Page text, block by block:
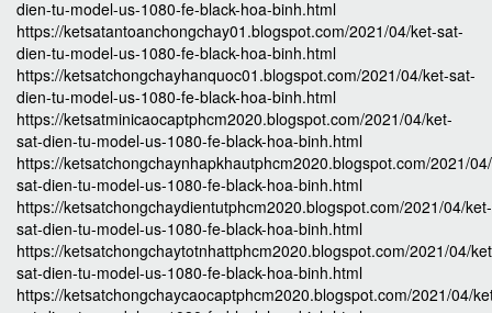
dien-tu-model-us-1080-fe-black-hoa-binh.html
https://ketsatantoanchongchay01.blogspot.com/2021/04/ket-sat-
dien-tu-model-us-1080-fe-black-hoa-binh.html
https://ketsatchongchayhanquoc01.blogspot.com/2021/04/ket-sat-
dien-tu-model-us-1080-fe-black-hoa-binh.html
https://ketsatminicaocaptphcm2020.blogspot.com/2021/04/ket-
sat-dien-tu-model-us-1080-fe-black-hoa-binh.html
https://ketsatchongchaynhapkhautphcm2020.blogspot.com/2021/
sat-dien-tu-model-us-1080-fe-black-hoa-binh.html
https://ketsatchongchaydientutphcm2020.blogspot.com/2021/04/ket-
sat-dien-tu-model-us-1080-fe-black-hoa-binh.html
https://ketsatchongchaytotnhattphcm2020.blogspot.com/2021/04/
sat-dien-tu-model-us-1080-fe-black-hoa-binh.html
https://ketsatchongchaycaocaptphcm2020.blogspot.com/2021/04/